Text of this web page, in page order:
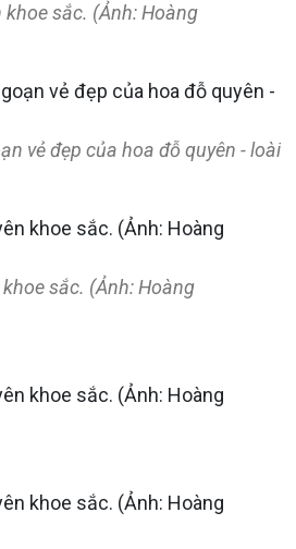
sắc. (Ảnh: Hoàng
vẻ đẹp của hoa đỗ quyên - loài
sắc. (Ảnh: Hoàng